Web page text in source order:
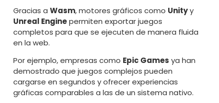
Gracias a Wasm, motores gráficos como Unityy
Unreal Enginepermiten exportar juegos
completos para que se ejecuten de manera fluida
en la web.
Por ejemplo, empresas como Epic Games ya han
demostrado que juegos complejos pueden
cargarse en segundos y ofrecer experiencias
gráficas comparables a las de un sistema nativo.